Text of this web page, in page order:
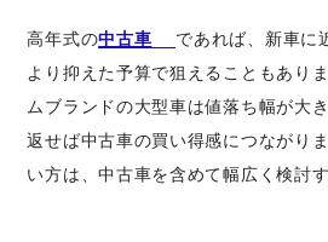
高年式の中古車
であれば、新車に
より抑えた予算で狙えることもあり
ムブランドの大型車は値落ち幅が大
返せば中古車の買い得感につながり
い方は、中古車を含めて幅広く検討